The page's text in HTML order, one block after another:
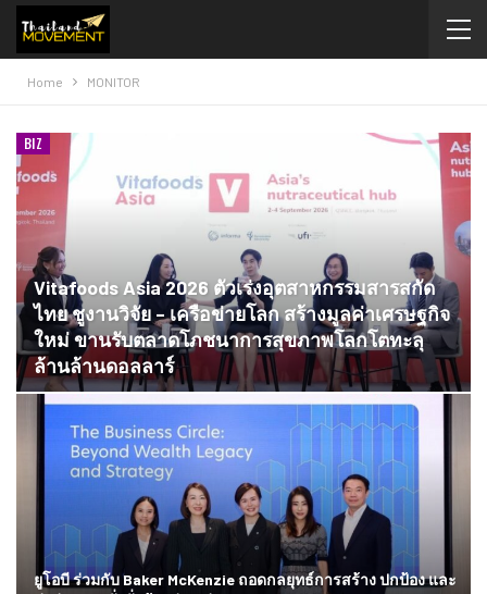
Home MONITOR
BIZ
Vitafoods Asia 2026 ตัวเร่งอุตสาหกรรมสารสกัด
ไทย ชูงานวิจัย – เครือข่ายโลก สร้างมูลค่าเศรษฐกิจ
ใหม่ ขานรับตลาดโภชนาการสุขภาพโลกโตทะลุ
ล้านล้านดอลลาร์
ยูโอบี ร่วมกับ Baker McKenzie ถอดกลยุทธ์การสร้าง ปกป้อง และ